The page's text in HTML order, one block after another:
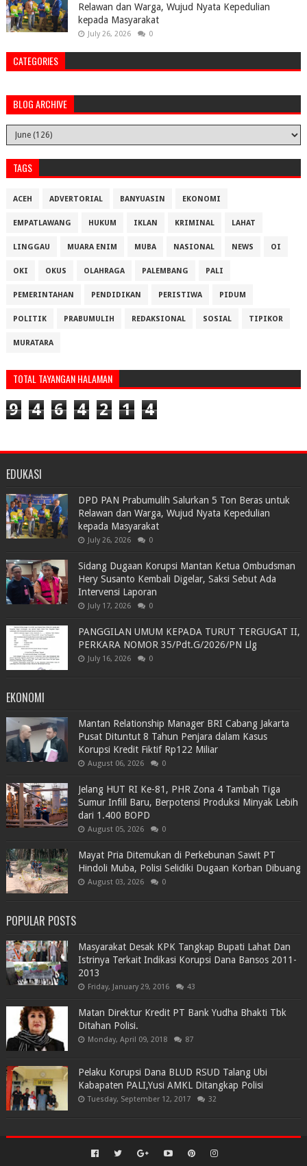
Relawan dan Warga, Wujud Nyata Kepedulian
kepada Masyarakat
July 26, 2026 0
CATEGORIES
BLOG ARCHIVE
TAGS
ACEH ADVERTORIAL BANYUASIN EKONOMI
EMPATLAWANG HUKUM IKLAN KRIMINAL LAHAT
LINGGAU MUARA ENIM MUBA NASIONAL NEWS OI
OKI OKUS OLAHRAGA PALEMBANG PALI
PEMERINTAHAN PENDIDIKAN PERISTIWA PIDUM
POLITIK PRABUMULIH REDAKSIONAL SOSIAL TIPIKOR
MURATARA
TOTAL TAYANGAN HALAMAN
9 4 6 4 2 1 4
EDUKASI
DPD PAN Prabumulih Salurkan 5 Ton Beras untuk
Relawan dan Warga, Wujud Nyata Kepedulian
kepada Masyarakat
July 26, 2026 0
Sidang Dugaan Korupsi Mantan Ketua Ombudsman
Hery Susanto Kembali Digelar, Saksi Sebut Ada
Intervensi Laporan
July 17, 2026 0
PANGGILAN UMUM KEPADA TURUT TERGUGAT II,
PERKARA NOMOR 35/Pdt.G/2026/PN Llg
July 16, 2026 0
EKONOMI
Mantan Relationship Manager BRI Cabang Jakarta
Pusat Dituntut 8 Tahun Penjara dalam Kasus
Korupsi Kredit Fiktif Rp122 Miliar
August 06, 2026 0
Jelang HUT RI Ke-81, PHR Zona 4 Tambah Tiga
Sumur Infill Baru, Berpotensi Produksi Minyak Lebih
dari 1.400 BOPD
August 05, 2026 0
Mayat Pria Ditemukan di Perkebunan Sawit PT
Hindoli Muba, Polisi Selidiki Dugaan Korban Dibuang
August 03, 2026 0
POPULAR POSTS
Masyarakat Desak KPK Tangkap Bupati Lahat Dan
Istrinya Terkait Indikasi Korupsi Dana Bansos 2011-
2013
Friday, January 29, 2016 43
Matan Direktur Kredit PT Bank Yudha Bhakti Tbk
Ditahan Polisi.
Monday, April 09, 2018 87
Pelaku Korupsi Dana BLUD RSUD Talang Ubi
Kabapaten PALI,Yusi AMKL Ditangkap Polisi
Tuesday, September 12, 2017 32